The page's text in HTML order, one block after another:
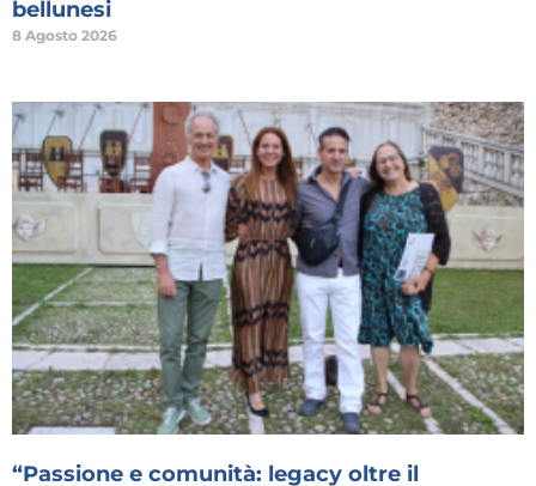
bellunesi
8 Agosto 2026
“Passione e comunità: legacy oltre il